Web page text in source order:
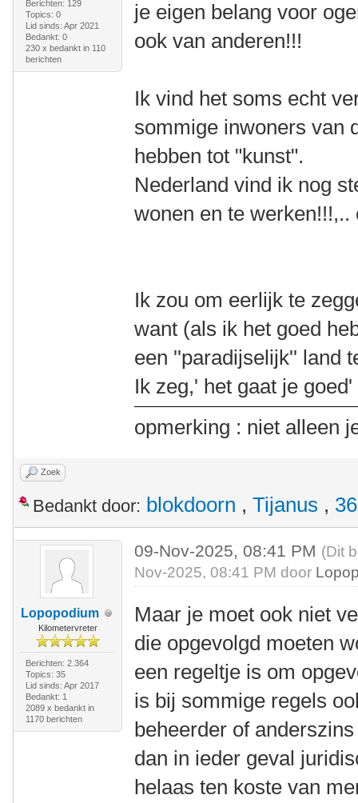
Berichten: 129
Topics: 0
Lid sinds: Apr 2021
Bedankt: 0
230 x bedankt in 110
berichten
je eigen belang voor
ook van anderen!!!
Ik vind het soms echt
sommige inwoners van
hebben tot "kunst".
Nederland vind ik nog
wonen en te
Ik zou om eerlijk te
want (als ik het goed
een ''paradijselijk'' land
Ik zeg,' het gaat je
opmerking : niet alleen
Zoek
Bedankt door: blokdoorn , Tijanus ,
Lopopodium
Kilometervreter
Berichten: 2.364
Topics: 35
Lid sinds: Apr 2017
Bedankt: 1
2089 x bedankt in
1170 berichten
09-Nov-2025, 08:41 PM (Dit
Nov-2025, 08:41 PM door
Maar je moet ook niet
die opgevolgd moeten
een regeltje is om
is bij sommige regels
beheerder of
dan in ieder geval
helaas ten koste van